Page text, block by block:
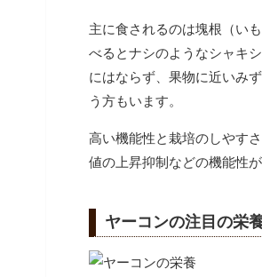
主に食されるのは塊根（い
べるとナシのようなシャキ
にはならず、果物に近いみ
う方もいます。
高い機能性と栽培のしやす
値の上昇抑制などの機能性
ヤーコンの注目の栄